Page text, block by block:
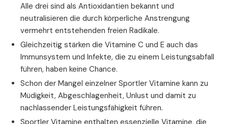
Alle drei sind als Antioxidantien bekannt und
neutralisieren die durch körperliche Anstrengung
vermehrt entstehenden freien Radikale.
Gleichzeitig stärken die Vitamine C und E auch das
Immunsystem und Infekte, die zu einem Leistungsabfall
führen, haben keine Chance.
Schon der Mangel einzelner Sportler Vitamine kann zu
Müdigkeit, Abgeschlagenheit, Unlust und damit zu
nachlassender Leistungsfähigkeit führen.
Sportler Vitamine enthalten essenzielle Vitamine, die